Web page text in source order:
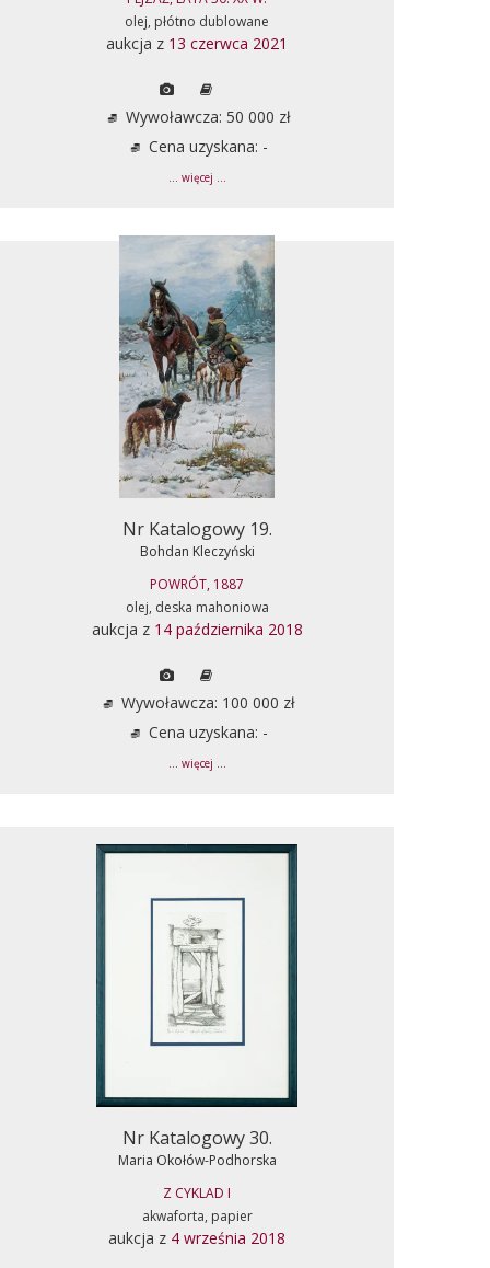
olej, płótno dublowane
aukcja z 13 czerwca 2021
Wywoławcza: 50 000 zł
Cena uzyskana: -
... więcej ...
Nr Katalogowy 19.
Bohdan Kleczyński
POWRÓT, 1887
olej, deska mahoniowa
aukcja z 14 października 2018
Wywoławcza: 100 000 zł
Cena uzyskana: -
... więcej ...
Nr Katalogowy 30.
Maria Okołów-Podhorska
Z CYKLAD I
akwaforta, papier
aukcja z 4 września 2018